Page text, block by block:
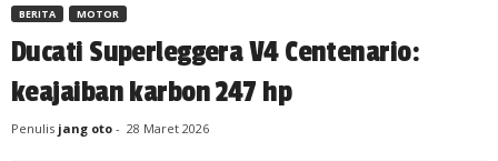
BERITA MOTOR
Ducati Superleggera V4 Centenario:
keajaiban karbon 247 hp
Penulis jang oto - 28 Maret 2026